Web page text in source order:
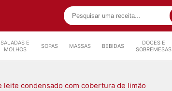
SALADAS E
MOLHOS
SOPAS MASSAS BEBIDAS
DOCES E
SOBREMESAS
leite condensado com cobertura de limão